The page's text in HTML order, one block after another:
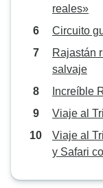
reales»
Circuito
Rajastán
salvaje
Increíble
Viaje al
Viaje al
y Safari